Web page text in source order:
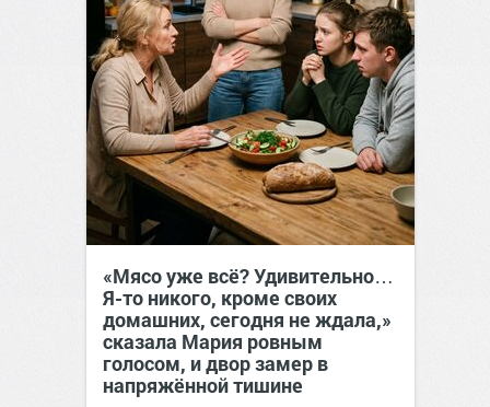
«Мясо уже всё? Удивительно…
Я-то никого, кроме своих
домашних, сегодня не ждала,»
сказала Мария ровным
голосом, и двор замер в
напряжённой тишине